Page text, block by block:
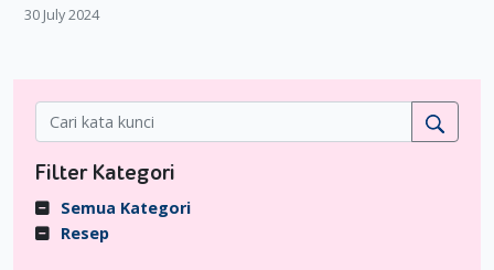
30 July 2024
Filter Kategori
Semua Kategori
Resep